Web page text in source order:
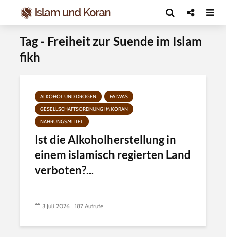
Tag - Freiheit zur Suende im Islam
fikh
ALKOHOL UND DROGEN
FATWAS
GESELLSCHAFTSORDNUNG IM KORAN
NAHRUNGSMITTEL
Ist die Alkoholherstellung in
einem islamisch regierten Land
verboten?...
3 Juli 2026 187 Aufrufe